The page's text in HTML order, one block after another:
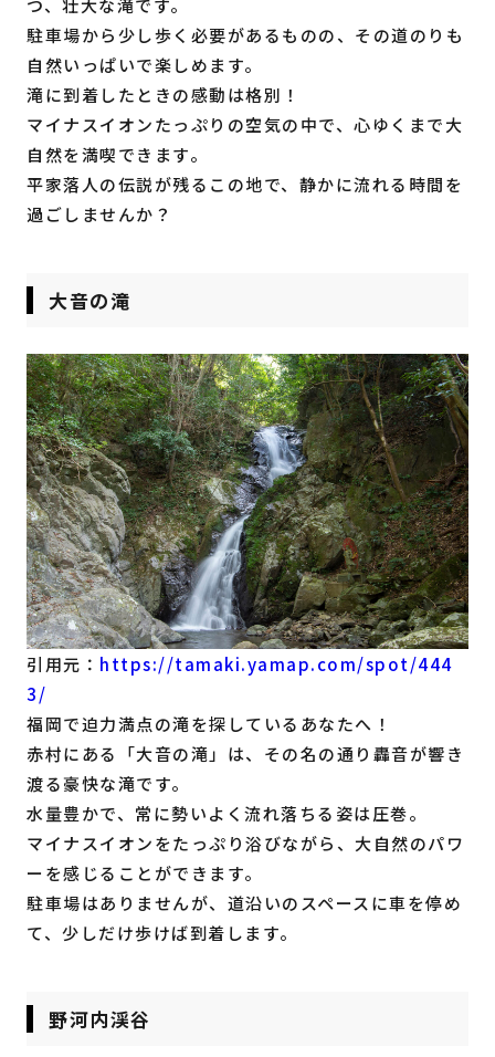
つ、壮大な滝です。
駐車場から少し歩く必要があるものの、その道のりも
自然いっぱいで楽しめます。
滝に到着したときの感動は格別！
マイナスイオンたっぷりの空気の中で、心ゆくまで大
自然を満喫できます。
平家落人の伝説が残るこの地で、静かに流れる時間を
過ごしませんか？
大音の滝
引用元： https://tamaki.yamap.com/spot/444
3/
福岡で迫力満点の滝を探しているあなたへ！
赤村にある「大音の滝」は、その名の通り轟音が響き
渡る豪快な滝です。
水量豊かで、常に勢いよく流れ落ちる姿は圧巻。
マイナスイオンをたっぷり浴びながら、大自然のパワ
ーを感じることができます。
駐車場はありませんが、道沿いのスペースに車を停め
て、少しだけ歩けば到着します。
野河内渓谷